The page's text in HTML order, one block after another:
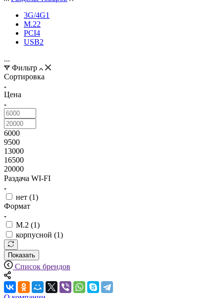
3G/4G1
M.22
PCI4
USB2
...
Фильтр
Сортировка
Цена
6000
9500
13000
16500
20000
Раздача WI-FI
нет (1)
Формат
M.2 (1)
корпусной (1)
Показать
Список брендов